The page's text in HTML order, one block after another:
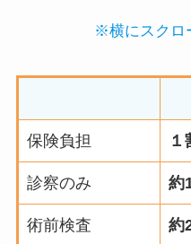
※横にスクロ
保険負担 １
診察のみ 約
術前検査 約